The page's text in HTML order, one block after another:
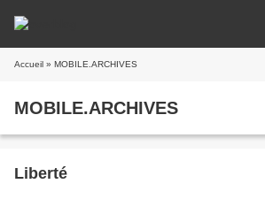
Accueil » MOBILE.ARCHIVES
MOBILE.ARCHIVES
Liberté